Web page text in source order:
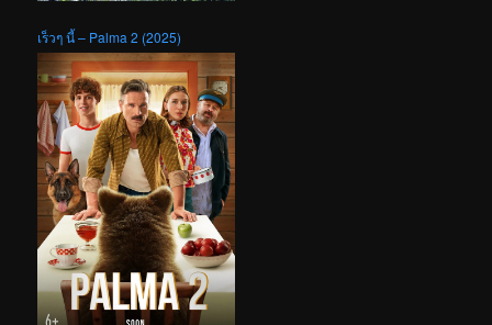
เร็วๆ นี้ – Palma 2 (2025)